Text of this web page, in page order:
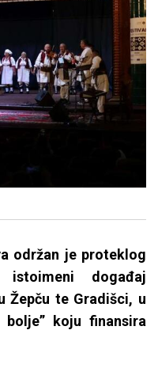
održan je proteklog
događaj
Žepču te Gradišci, u
bolje” koju finansira